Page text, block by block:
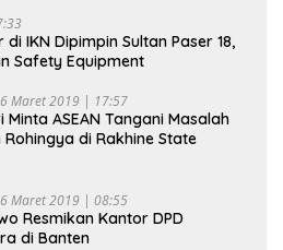
IKN Dipimpin Sultan Paser 18,
Safety Equipment
Maret 2019 | 17:57
Minta ASEAN Tangani Masalah
Rohingya di Rakhine State
Maret 2019 | 08:55
Resmikan Kantor DPD
di Banten